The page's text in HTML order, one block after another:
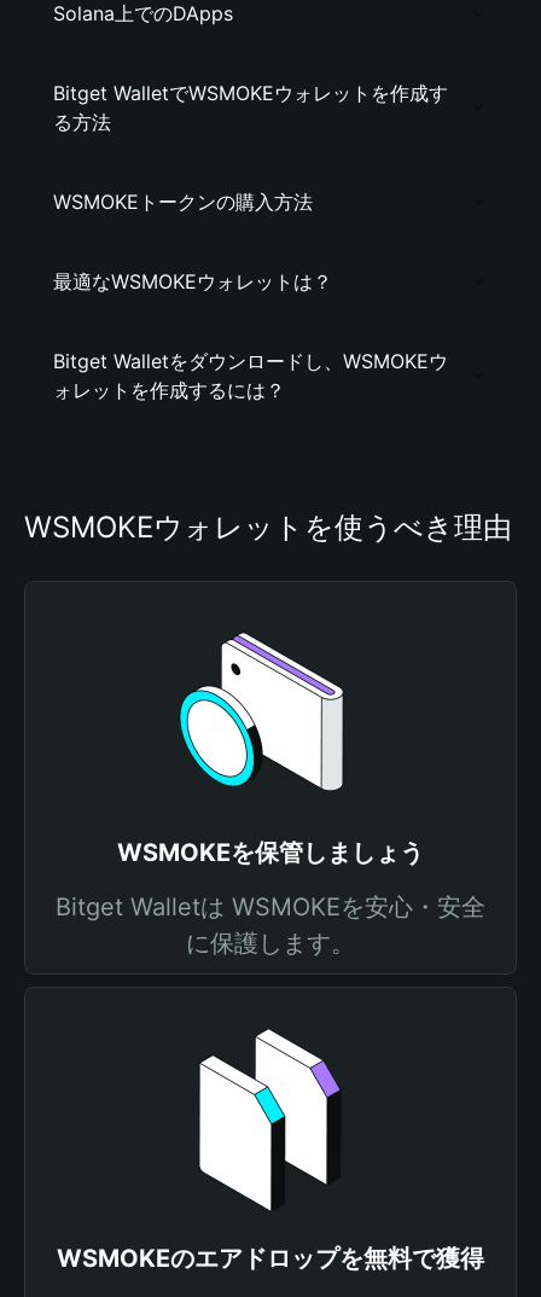
Solana上でのDApps
Bitget WalletでWSMOKEウォレットを作成す
る方法
WSMOKEトークンの購入方法
最適なWSMOKEウォレットは？
Bitget Walletをダウンロードし、WSMOKEウ
ォレットを作成するには？
WSMOKEウォレットを使うべき理由
WSMOKEを保管しましょう
Bitget Walletは WSMOKEを安心・安全
に保護します。
WSMOKEのエアドロップを無料で獲得